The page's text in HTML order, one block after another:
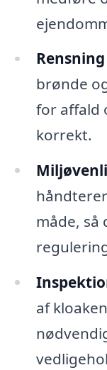
brønde
for affald
korrekt.
måde, så
af